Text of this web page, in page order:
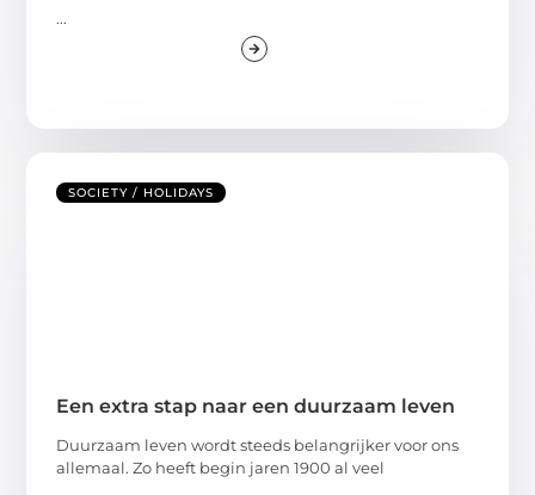
...
SOCIETY / HOLIDAYS
Een extra stap naar een duurzaam leven
Duurzaam leven wordt steeds belangrijker voor ons
allemaal. Zo heeft begin jaren 1900 al veel